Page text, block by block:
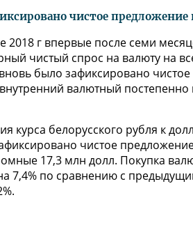
чистое
2018 г впервые после семи
чистый спрос на валюту на
было зафиксировано
валютный
курса белорусского рубля к
чистое
17,3 млн долл. Покупка
7,4% по сравнению с